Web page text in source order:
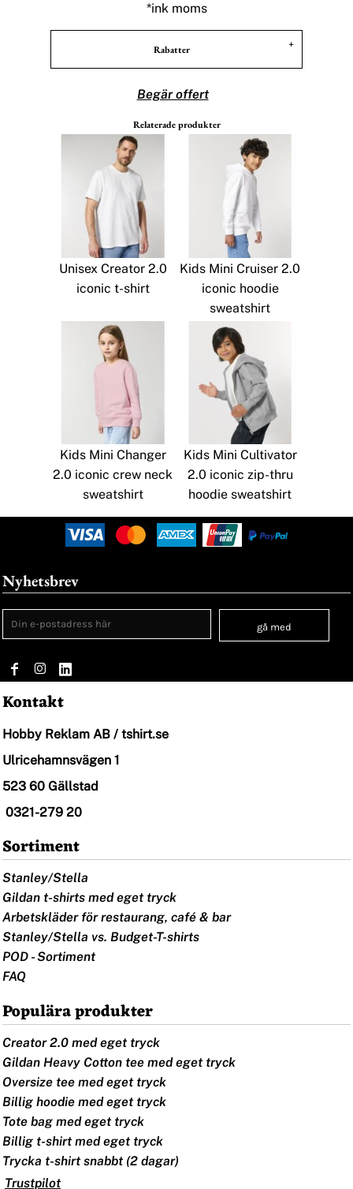
*ink moms
Rabatter
Begär offert
Relaterade produkter
Unisex Creator 2.0
iconic t-shirt
Kids Mini Cruiser 2.0
iconic hoodie
sweatshirt
Kids Mini Changer
2.0 iconic crew neck
sweatshirt
Kids Mini Cultivator
2.0 iconic zip-thru
hoodie sweatshirt
Nyhetsbrev
gå med
Kontakt
Hobby Reklam AB / tshirt.se
Ulricehamnsvägen 1
523 60 Gällstad
0321-279 20
Sortiment
Stanley/Stella
Gildan t-shirts med eget tryck
Arbetskläder för restaurang, café & bar
Stanley/Stella vs. Budget-T-shirts
POD - Sortiment
FAQ
Populära produkter
Creator 2.0 med eget tryck
Gildan Heavy Cotton tee med eget tryck
Oversize tee med eget tryck
Billig hoodie med eget tryck
Tote bag med eget tryck
Billig t-shirt med eget tryck
Trycka t-shirt snabbt (2 dagar)
Trustpilot